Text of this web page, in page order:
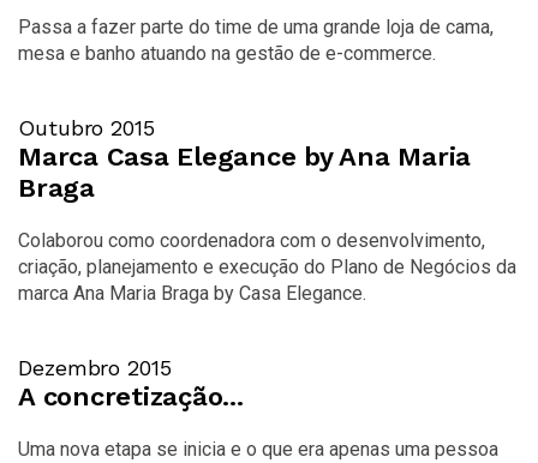
Passa a fazer parte do time de uma grande loja de cama,
mesa e banho atuando na gestão de e-commerce.
Outubro 2015
Marca Casa Elegance by Ana Maria
Braga
Colaborou como coordenadora com o desenvolvimento,
criação, planejamento e execução do Plano de Negócios da
marca Ana Maria Braga by Casa Elegance.
Dezembro 2015
A concretização...
Uma nova etapa se inicia e o que era apenas uma pessoa